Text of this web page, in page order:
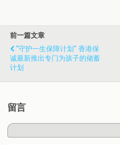
前一篇文章
“守护一生保障计划“ 香港保
诚最新推出专门为孩子的储蓄
计划
留言